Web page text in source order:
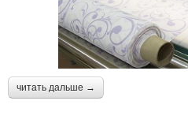
читать дальше →